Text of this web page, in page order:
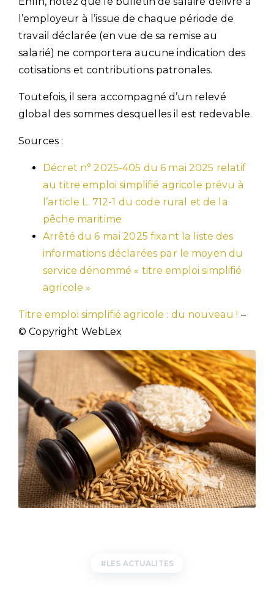
l’employeur à l’issue de chaque période de
travail déclarée (en vue de sa remise au
salarié) ne comportera aucune indication des
cotisations et contributions patronales.
Toutefois, il sera accompagné d’un relevé
global des sommes desquelles il est redevable.
Sources :
Décret n° 2025-405 du 6 mai 2025 relatif
au titre emploi simplifié agricole prévu à
l’article L. 712-1 du code rural et de la
pêche maritime
Arrêté du 6 mai 2025 fixant la liste des
informations déclarées par le moyen du
service dénommé « titre emploi simplifié
agricole »
Titre emploi simplifié agricole : du nouveau ! –
© Copyright WebLex
LES ACTUALITES